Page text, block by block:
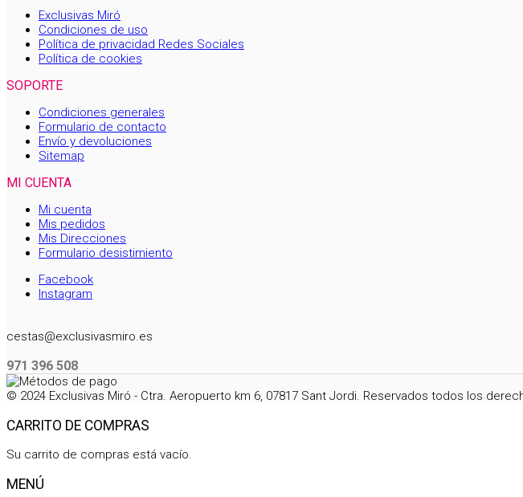
Exclusivas Miró
Condiciones de uso
Política de privacidad Redes Sociales
Política de cookies
SOPORTE
Condiciones generales
Formulario de contacto
Envío y devoluciones
Sitemap
MI CUENTA
Mi cuenta
Mis pedidos
Mis Direcciones
Formulario desistimiento
Facebook
Instagram
cestas@exclusivasmiro.es
971 396 508
© 2024 Exclusivas Miró - Ctra. Aeropuerto km 6, 07817 Sant Jordi. Reservados todos los
CARRITO DE COMPRAS
Su carrito de compras está vacío.
MENÚ